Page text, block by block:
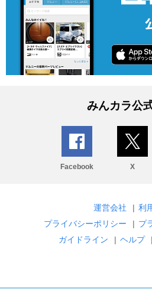
みんカラ公
Facebook X
運営会社 | 利
プライバシーポリシー
| プ
ガイドライン
| ヘルプ |